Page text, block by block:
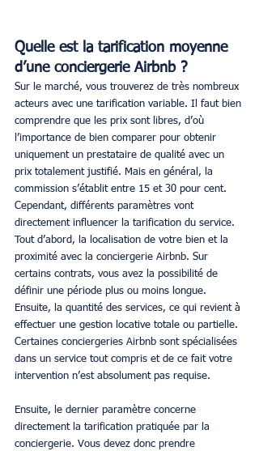
Quelle est la tarification moyenne
d’une conciergerie Airbnb ?
Sur le marché, vous trouverez de très nombreux
acteurs avec une tarification variable. Il faut bien
comprendre que les prix sont libres, d’où
l’importance de bien comparer pour obtenir
uniquement un prestataire de qualité avec un
prix totalement justifié. Mais en général, la
commission s’établit entre 15 et 30 pour cent.
Cependant, différents paramètres vont
directement influencer la tarification du service.
Tout d’abord, la localisation de votre bien et la
proximité avec la conciergerie Airbnb. Sur
certains contrats, vous avez la possibilité de
définir une période plus ou moins longue.
Ensuite, la quantité des services, ce qui revient à
effectuer une gestion locative totale ou partielle.
Certaines conciergeries Airbnb sont spécialisées
dans un service tout compris et de ce fait votre
intervention n’est absolument pas requise.
Ensuite, le dernier paramètre concerne
directement la tarification pratiquée par la
conciergerie. Vous devez donc prendre